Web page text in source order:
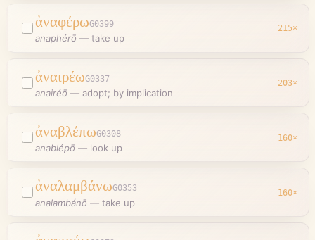
ἀναφέρωG0399
anaphérō — take up
215×
ἀναιρέωG0337
anairéō — adopt; by implication
203×
ἀναβλέπωG0308
anablépō — look up
160×
ἀναλαμβάνωG0353
analambánō — take up
160×